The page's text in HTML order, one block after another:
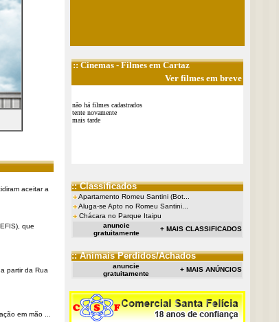
aceitar a
que
partir da Rua
em mão ...
::Cinemas- Filmes em Cartaz
Ver filmes em breve
não há filmes cadastrados
tente novamente
mais tarde
:: Classificados
Apartamento Romeu Santini (Bot...
Aluga-se Apto no Romeu Santini...
Chácara no Parque Itaipu
anuncie
gratuitamente
+ MAIS CLASSIFICADOS
:: Animais Perdidos/Achados
anuncie
gratuitamente
+ MAIS ANÚNCIOS